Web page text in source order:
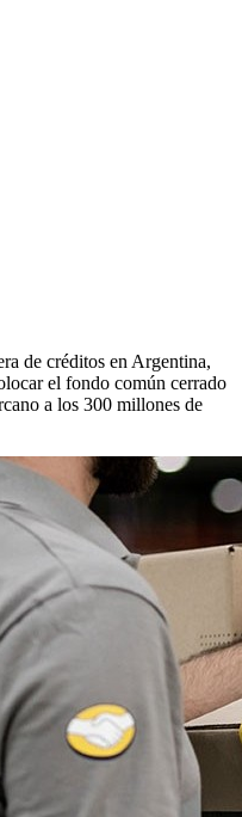
de créditos en Argentina,
el fondo común cerrado
a los 300 millones de